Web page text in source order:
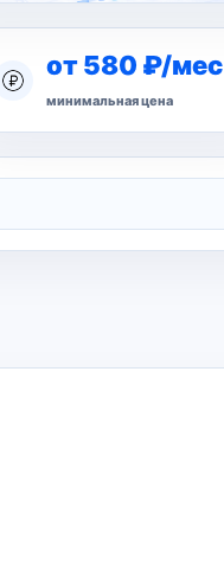
от 580 ₽/мес
минимальная цена